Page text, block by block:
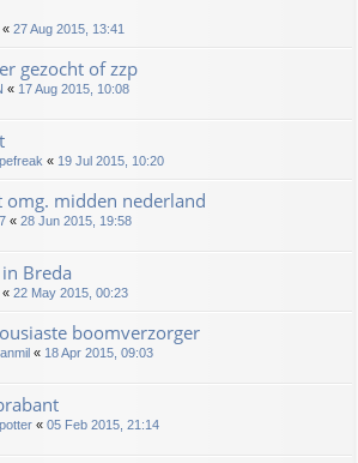
« 27 Aug 2015, 13:41
gezocht of zzp
« 17 Aug 2015, 10:08
« 19 Jul 2015, 10:20
omg. midden nederland
« 28 Jun 2015, 19:58
Breda
« 22 May 2015, 00:23
boomverzorger
« 18 Apr 2015, 09:03
« 05 Feb 2015, 21:14